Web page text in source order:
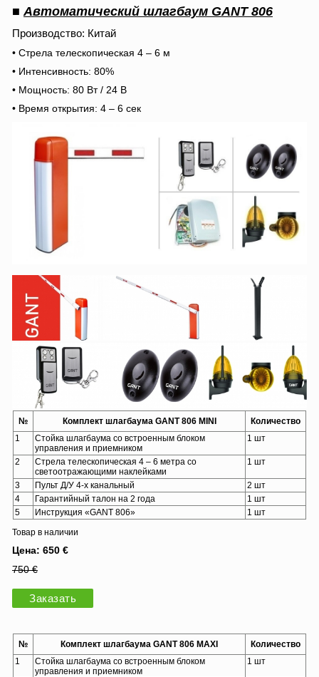
■Автоматический шлагбаум GANT 806
Производство: Китай
• Стрела телескопическая 4 – 6 м
• Интенсивность: 80%
• Мощность: 80 Вт / 24 В
• Время открытия: 4 – 6 сек
№ Комплект шлагбаума GANT 806 MINI
Количество
1
Стойка шлагбаума со встроенным блоком
управления и приемником
1 шт
2
Стрела телескопическая 4 – 6 метра со
светоотражающими наклейками
1 шт
3 Пульт Д/У 4-х канальный
2 шт
4
Гарантийный талон на 2 года
1 шт
5
Инструкция «GANT 806»
1 шт
Товар в наличии
Цена: 650 €
750 €
Заказать
№ Комплект шлагбаума GANT 806 MAXI
Количество
1
Стойка шлагбаума со встроенным блоком
управления и приемником
1 шт